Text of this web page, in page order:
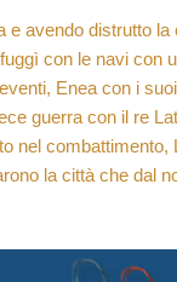
e avendo distrutto la
con le navi con
Enea con i
guerra con il re
nel combattimento,
la città che dal